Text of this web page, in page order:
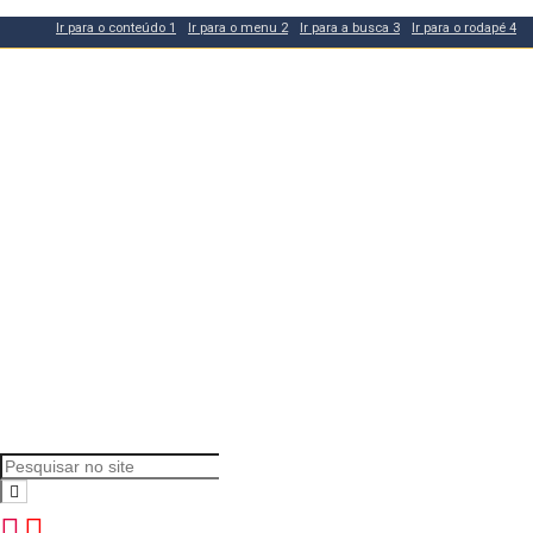
Ir para o conteúdo 1 Ir para o menu 2 Ir para a busca 3 Ir para o rodapé 4